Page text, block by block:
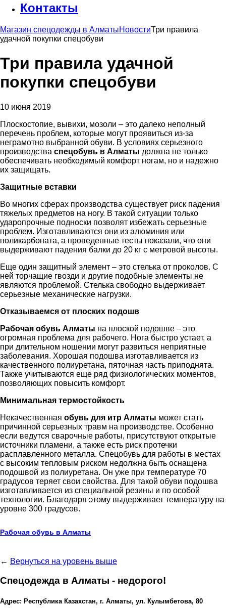
Контакты
Магазин спецодежды в АлматыНовостиТри правила
удачной покупки спецобуви
Три правила удачной
покупки спецобуви
10 июня 2019
Плоскостопие, вывихи, мозоли – это далеко неполный
перечень проблем, которые могут проявиться из-за
неграмотно выбранной обуви. В условиях серьезного
производства спецобувь в Алматы должна не только
обеспечивать необходимый комфорт ногам, но и надежно
их защищать.
Защитные вставки
Во многих сферах производства существует риск падения
тяжелых предметов на ногу. В такой ситуации только
ударопрочные подноски позволят избежать серьезные
проблем. Изготавливаются они из алюминия или
поликарбоната, а проведенные тесты показали, что они
выдерживают падения балки до 20 кг с метровой высоты.
Еще один защитный элемент – это стелька от проколов. С
ней торчащие гвозди и другие подобные элементы не
являются проблемой. Стелька свободно выдерживает
серьезные механические нагрузки.
Отказываемся от плоских подошв
Рабочая обувь Алматы на плоской подошве – это
огромная проблема для рабочего. Нога быстро устает, а
при длительном ношении могут развиться неприятные
заболевания. Хорошая подошва изготавливается из
качественного полиуретана, пяточная часть приподнята.
Также учитываются еще ряд физиологических моментов,
позволяющих повысить комфорт.
Минимальная термостойкость
Некачественная обувь для итр Алматы может стать
причинной серьезных травм на производстве. Особенно
если ведутся сварочные работы, присутствуют открытые
источники пламени, а также есть риск протечки
расплавленного металла. Спецобувь для работы в местах
с высоким тепловым риском недолжна быть оснащена
подошвой из полиуретана. Он уже при температуре 70
градусов теряет свои свойства. Для такой обуви подошва
изготавливается из специальной резины и по особой
технологии. Благодаря этому выдерживает температуру на
уровне 300 градусов.
Рабочая обувь в Алматы
← Вернуться на уровень выше
Спецодежда в Алматы - недорого!
Адрес: Республика Казахстан, г. Алматы, ул. Кулымбетова, 80